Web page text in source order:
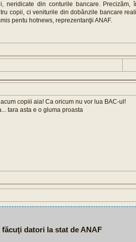
neridicate din conturile bancare.
copii, ci veniturile din dobânzile bancare
pentu hotnews, reprezentanţii ANAF.
copiii aia! Ca oricum nu vor lua BAC-ul!
tara asta e o gluma proasta
datori la stat de ANAF